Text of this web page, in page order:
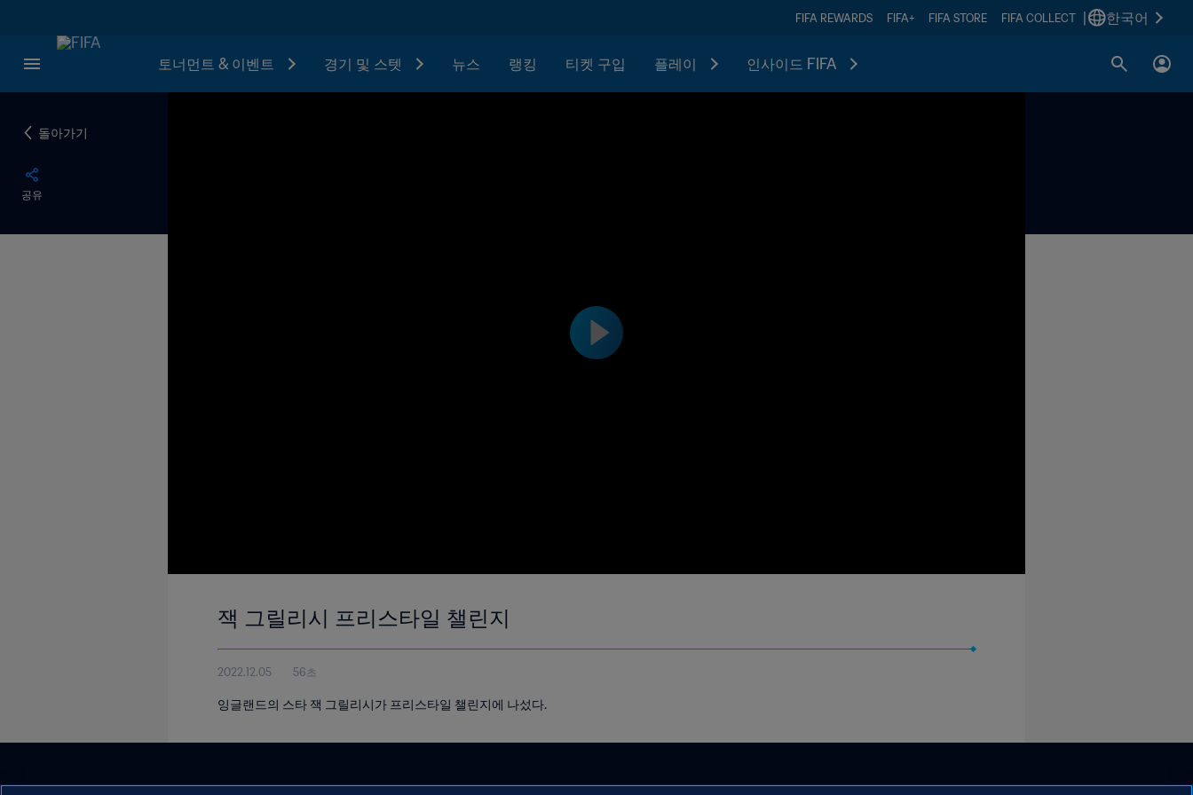
FIFA REWARDS FIFA+ FIFA STORE FIFA COLLECT 한국어
토너먼트 & 이벤트 경기 및 스텟 뉴스 랭킹 티켓 구입 플레이 인사이드 FIFA
돌아가기
공유
잭 그릴리시 프리스타일 챌린지
2022.12.05 56초
잉글랜드의 스타 잭 그릴리시가 프리스타일 챌린지에 나섰다.